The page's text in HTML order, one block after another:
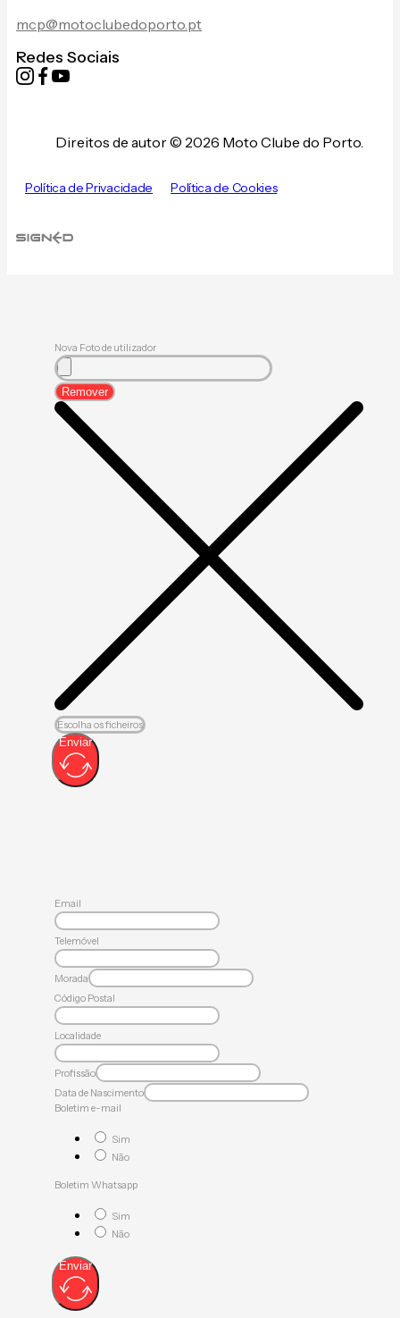
mcp@motoclubedoporto.pt
Redes Sociais
Direitos de autor © 2026 Moto Clube do Porto.
Política de Privacidade Política de Cookies
Nova Foto de utilizador
Remover
Escolha os ficheiros
Enviar
Email
Telemóvel
Morada
Código Postal
Localidade
Profissão
Data de Nascimento
Boletim e-mail
Sim
Não
Boletim Whatsapp
Sim
Não
Enviar